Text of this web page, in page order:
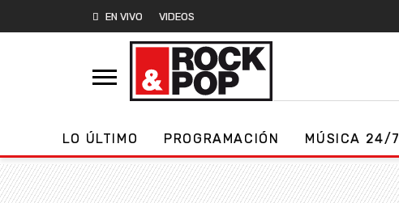
EN VIVO VIDEOS
LO ÚLTIMO PROGRAMACIÓN MÚSICA 24/7